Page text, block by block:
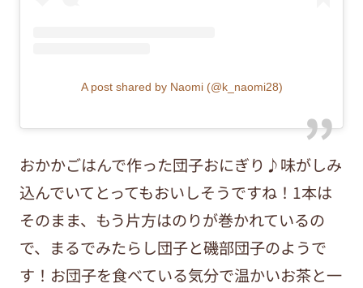
A post shared by Naomi (@k_naomi28)
おかかごはんで作った団子おにぎり♪味がしみ
込んでいてとってもおいしそうですね！1本は
そのまま、もう片方はのりが巻かれているの
で、まるでみたらし団子と磯部団子のようで
す！お団子を食べている気分で温かいお茶と一